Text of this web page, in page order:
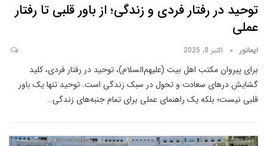
توحید در رفتار فردی و زندگی؛ از باور قلبی تا رفتار
عملی
ایمانور اکتبر 8, 2025
برای پیروان مکتب اهل بیت (علیهم‌السلام)، توحید در رفتار فردی، کلید
گشایش درهای سعادت و تحول در سبک زندگی است. توحید تنها یک باور
قلبی نیست؛ بلکه یک راهنمای عملی برای تمام جنبه‌های زندگی…